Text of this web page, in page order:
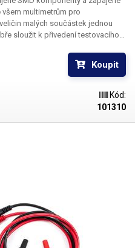
všem multimetrům pro
malých součástek jednou
sloužit k přivedení testovacího
páscích.
Koupit
Kód:
101310